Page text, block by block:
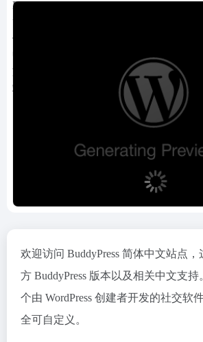
欢迎访问 BuddyPress 简体中文站点
方 BuddyPress 版本以及相关中文支持
个由 WordPress 创建者开发的社交软
全可自定义。